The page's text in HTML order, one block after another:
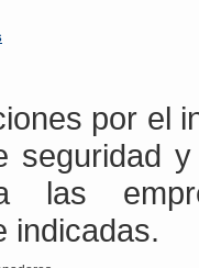
por el
seguridad
las
indicadas.